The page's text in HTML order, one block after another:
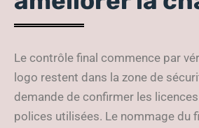
Le contrôle final commence par
logo restent dans la zone de
demande de confirmer les
polices utilisées. Le nommage du